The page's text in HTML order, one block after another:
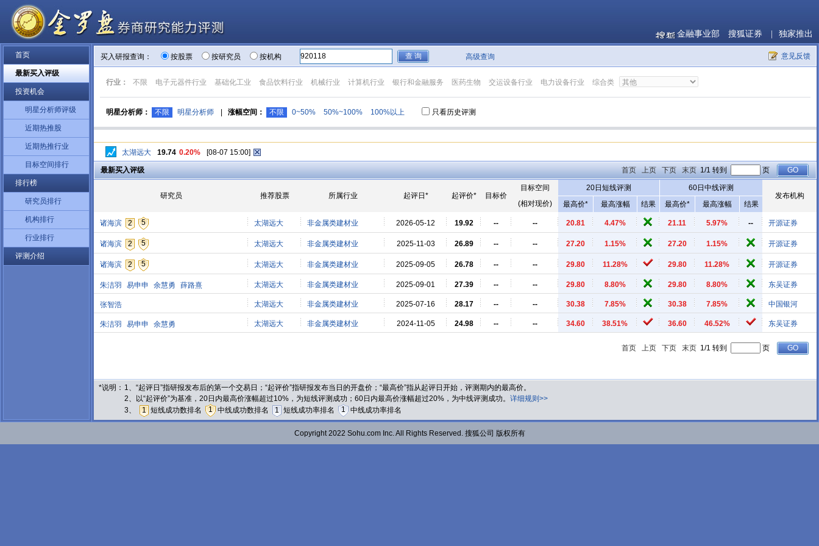
金融事业部 搜狐证券 独家推出
首页
最新买入评级
投资机会
明星分析师评级
近期热推股
近期热推行业
目标空间排行
排行榜
研究员排行
机构排行
行业排行
评测介绍
买入研报查询： 按股票 按研究员 按机构 高级查询 意见反馈
行业： 不限 电子元器件行业 基础化工业 食品饮料行业 机械行业 计算机行业 银行和金融服务 医药生物 交运设备行业 电力设备行业 综合类
明星分析师： 不限 明星分析师 涨幅空间： 不限 0~50% 50%~100% 100%以上 只看历史评测
太湖远大 19.74 0.20% [08-07 15:00]
首页 上页 下页 末页 1/1 转到 页
最新买入评级
研究员 推荐股票 所属行业 起评日* 起评价* 目标价
目标空间
(相对现价)
20日短线评测
60日中线评测
发布机构
最高价*
最高涨幅 结果 最高价* 最高涨幅 结果
诸海滨 2 5 太湖远大 非金属类建材业 2026-05-12 19.92 -- -- 20.81 4.47% 21.11 5.97% -- 开源证券
诸海滨 2 5 太湖远大 非金属类建材业 2025-11-03 26.89 -- -- 27.20 1.15% 27.20 1.15% 开源证券
诸海滨 2 5 太湖远大 非金属类建材业 2025-09-05 26.78 -- -- 29.80 11.28% 29.80 11.28% 开源证券
朱洁羽 易申申 余慧勇 薛路熹 太湖远大 非金属类建材业 2025-09-01 27.39 -- -- 29.80 8.80% 29.80 8.80% 东吴证券
张智浩 太湖远大 非金属类建材业 2025-07-16 28.17 -- -- 30.38 7.85% 30.38 7.85% 中国银河
朱洁羽 易申申 余慧勇 太湖远大 非金属类建材业 2024-11-05 24.98 -- -- 34.60 38.51% 36.60 46.52% 东吴证券
首页 上页 下页 末页 1/1 转到 页
*说明： 1、“起评日”指研报发布后的第一个交易日；“起评价”指研报发布当日的开盘价；“最高价”指从起评日开始，评测期内的最高价。
2、以“起评价”为基准，20日内最高价涨幅超过10%，为短线评测成功；60日内最高价涨幅超过20%，为中线评测成功。 详细规则>>
3、
1 短线成功数排名 1 中线成功数排名 1 短线成功率排名 1 中线成功率排名
Copyright 2022 Sohu.com Inc. All Rights Reserved. 搜狐公司 版权所有